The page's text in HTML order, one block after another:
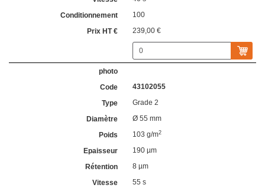
100
239,00 €
43102055
Grade 2
Ø 55 mm
103 g/m2
190 µm
8 µm
55 s